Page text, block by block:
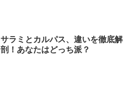
サラミとカルパス、違いを徹底解
剖！あなたはどっち派？